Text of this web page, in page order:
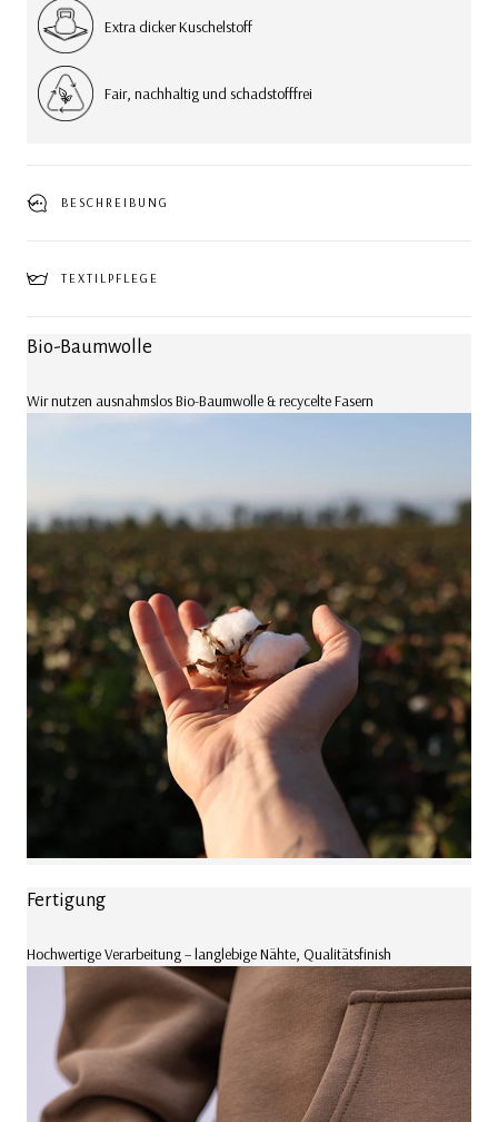
Extra dicker Kuschelstoff
Fair, nachhaltig und schadstofffrei
BESCHREIBUNG
TEXTILPFLEGE
Bio-Baumwolle
Wir nutzen ausnahmslos Bio-Baumwolle & recycelte Fasern
Fertigung
Hochwertige Verarbeitung – langlebige Nähte, Qualitätsfinish